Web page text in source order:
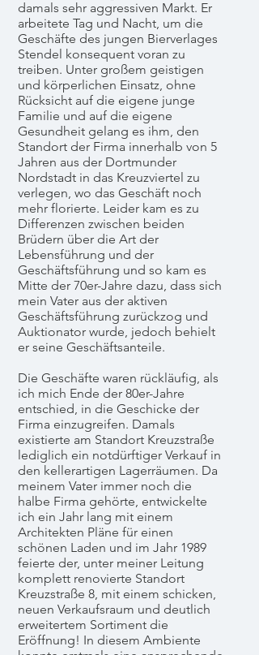
damals sehr aggressiven Markt. Er
arbeitete Tag und Nacht, um die
Geschäfte des jungen Bierverlages
Stendel konsequent voran zu
treiben. Unter großem geistigen
und körperlichen Einsatz, ohne
Rücksicht auf die eigene junge
Familie und auf die eigene
Gesundheit gelang es ihm, den
Standort der Firma innerhalb von 5
Jahren aus der Dortmunder
Nordstadt in das Kreuzviertel zu
verlegen, wo das Geschäft noch
mehr florierte. Leider kam es zu
Differenzen zwischen beiden
Brüdern über die Art der
Lebensführung und der
Geschäftsführung und so kam es
Mitte der 70er-Jahre dazu, dass sich
mein Vater aus der aktiven
Geschäftsführung zurückzog und
Auktionator wurde, jedoch behielt
er seine Geschäftsanteile.
Die Geschäfte waren rückläufig, als
ich mich Ende der 80er-Jahre
entschied, in die Geschicke der
Firma einzugreifen. Damals
existierte am Standort Kreuzstraße
lediglich ein notdürftiger Verkauf in
den kellerartigen Lagerräumen. Da
meinem Vater immer noch die
halbe Firma gehörte, entwickelte
ich ein Jahr lang mit einem
Architekten Pläne für einen
schönen Laden und im Jahr 1989
feierte der, unter meiner Leitung
komplett renovierte Standort
Kreuzstraße 8, mit einem schicken,
neuen Verkaufsraum und deutlich
erweitertem Sortiment die
Eröffnung! In diesem Ambiente